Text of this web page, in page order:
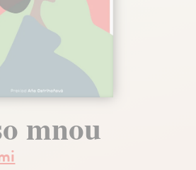
mnou